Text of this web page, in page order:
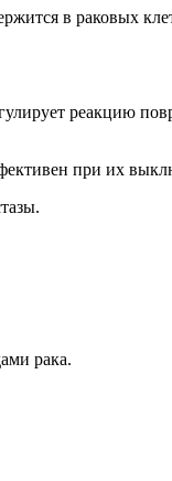
в раковых
реакцию
при их
рака.